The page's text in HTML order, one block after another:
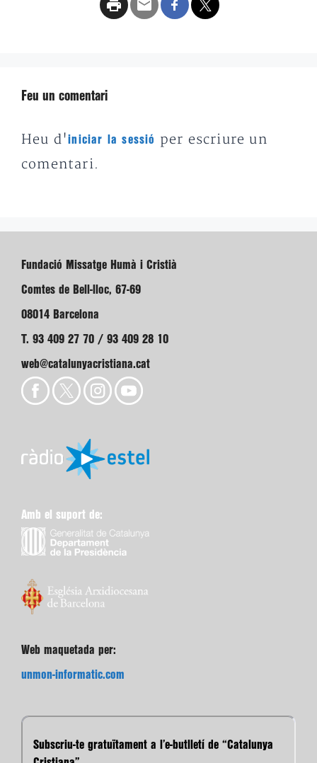
Feu un comentari
Heu d'iniciar la sessió
per escriure un
comentari.
Fundació Missatge Humà i Cristià
Comtes de Bell-lloc, 67-69
08014 Barcelona
T. 93 409 27 70 / 93 409 28 10
web@catalunyacristiana.cat
Amb el suport de:
Web maquetada per:
unmon-informatic.com
Subscriu-te gratuïtament a l’e-butlletí de “Catalunya